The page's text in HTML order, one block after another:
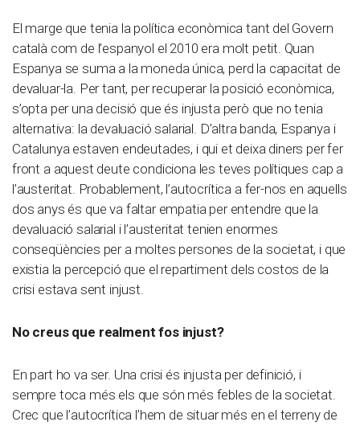
El marge que tenia la política econòmica tant del Govern
català com de l’espanyol el 2010 era molt petit. Quan
Espanya se suma a la moneda única, perd la capacitat de
devaluar-la. Per tant, per recuperar la posició econòmica,
s’opta per una decisió que és injusta però que no tenia
alternativa: la devaluació salarial. D’altra banda, Espanya i
Catalunya estaven endeutades, i qui et deixa diners per fer
front a aquest deute condiciona les teves polítiques cap a
l’austeritat. Probablement, l’autocrítica a fer-nos en aquells
dos anys és que va faltar empatia per entendre que la
devaluació salarial i l’austeritat tenien enormes
conseqüències per a moltes persones de la societat, i que
existia la percepció que el repartiment dels costos de la
crisi estava sent injust.
No creus que realment fos injust?
En part ho va ser. Una crisi és injusta per definició, i
sempre toca més els que són més febles de la societat.
Crec que l’autocrítica l’hem de situar més en el terreny de